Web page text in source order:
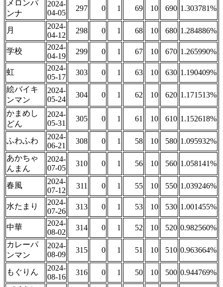
メロンパ
ンナ
2024-
04-05
297 0 1 69 10 690 1.303781%
月
2024-
04-12
298 0 1 68 10 680 1.284886%
学校
2024-
04-19
299 0 1 67 10 670 1.265990%
虹
2024-
05-17
303 0 1 63 10 630 1.190409%
絵バイキ
ンマン
2024-
05-24
304 0 1 62 10 620 1.171513%
かまめし
どん
2024-
05-31
305 0 1 61 10 610 1.152618%
ふわふわ
2024-
06-21
308 0 1 58 10 580 1.095932%
あかちゃ
んまん
2024-
07-05
310 0 1 56 10 560 1.058141%
春風
2024-
07-12
311 0 1 55 10 550 1.039246%
水たまり
2024-
07-26
313 0 1 53 10 530 1.001455%
中華
2024-
08-02
314 0 1 52 10 520 0.982560%
カレーパ
ンマン
2024-
08-09
315 0 1 51 10 510 0.963664%
もぐりん
2024-
08-16
316 0 1 50 10 500 0.944769%